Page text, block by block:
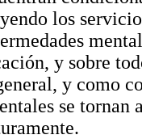
los
y sobre
y como
se tornan